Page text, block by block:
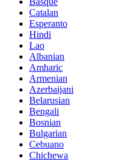
Catalan
Esperanto
Hindi
Lao
Albanian
Amharic
Armenian
Azerbaijani
Belarusian
Bengali
Bosnian
Bulgarian
Cebuano
Chichewa